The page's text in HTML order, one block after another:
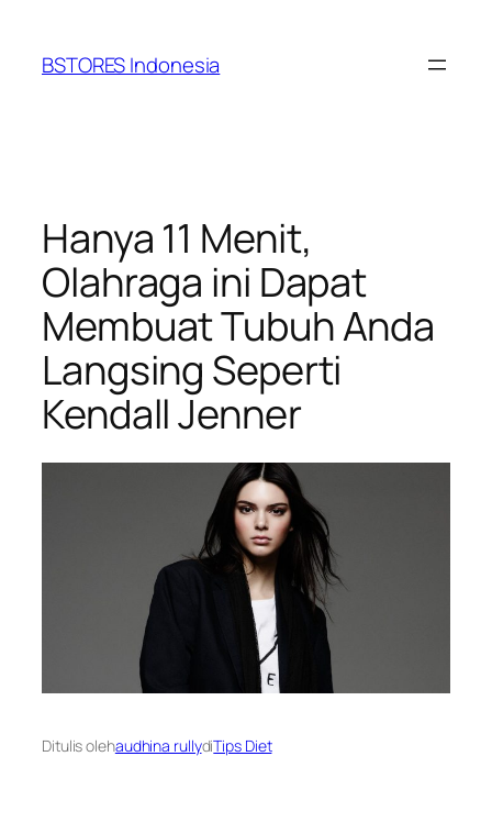
konten
BSTORES Indonesia
Hanya 11 Menit,
Olahraga ini Dapat
Membuat Tubuh Anda
Langsing Seperti
Kendall Jenner
Ditulis olehaudhina rullydiTips Diet